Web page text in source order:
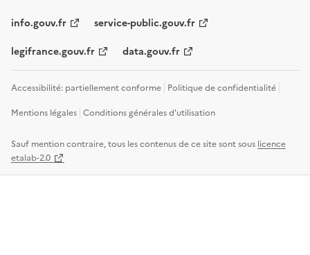
info.gouv.fr service-public.gouv.fr
legifrance.gouv.fr data.gouv.fr
Accessibilité: partiellement conforme Politique de confidentialité
Mentions légales Conditions générales d'utilisation
Sauf mention contraire, tous les contenus de ce site sont sous licence
etalab-2.0